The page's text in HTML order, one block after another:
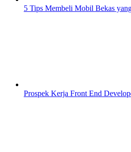
5 Tips Membeli Mobil Bekas
Prospek Kerja Front End